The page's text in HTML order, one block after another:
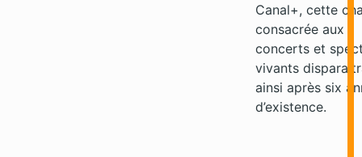
Canal+, cette
consacrée aux
concerts et
vivants
ainsi après six
d’existence.